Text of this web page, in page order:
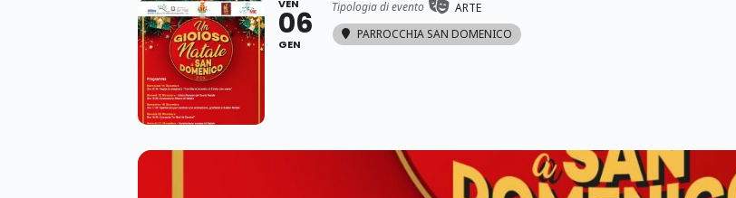
VEN
06
GEN
Tipologia di evento
ARTE
PARROCCHIA SAN DOMENICO